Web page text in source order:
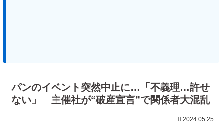
パンのイベント突然中止に…「不義理…許せ
ない」 主催社が“破産宣言”で関係者大混乱
2024.05.25